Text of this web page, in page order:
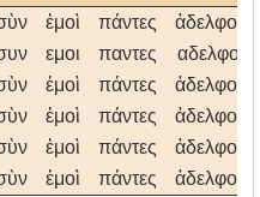
ἐμοὶ πάντες ἀδελφοί,
εμοι παντες αδελφοι
ἐμοὶ πάντες ἀδελφοί,
ἐμοὶ πάντες ἀδελφοί,
ἐμοὶ πάντες ἀδελφοὶ,
ἐμοὶ πάντες ἀδελφοί,